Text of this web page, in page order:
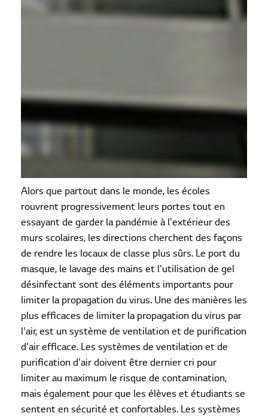
Alors que partout dans le monde, les écoles
rouvrent progressivement leurs portes tout en
essayant de garder la pandémie à l'extérieur des
murs scolaires, les directions cherchent des façons
de rendre les locaux de classe plus sûrs. Le port du
masque, le lavage des mains et l'utilisation de gel
désinfectant sont des éléments importants pour
limiter la propagation du virus. Une des manières les
plus efficaces de limiter la propagation du virus par
l'air, est un système de ventilation et de purification
d'air efficace. Les systèmes de ventilation et de
purification d'air doivent être dernier cri pour
limiter au maximum le risque de contamination,
mais également pour que les élèves et étudiants se
sentent en sécurité et confortables. Les systèmes